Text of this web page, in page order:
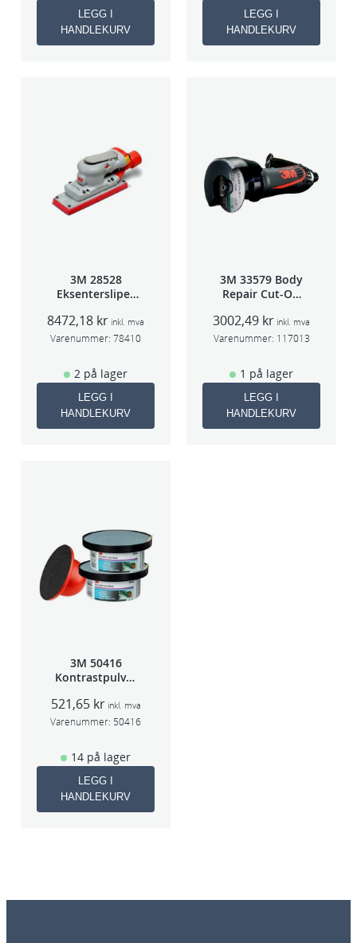
LEGG I
HANDLEKURV
LEGG I
HANDLEKURV
3M 28528
Eksentersliper
3mm slag
70×198
8472,18 kr inkl. mva
Varenummer: 78410
2 på lager
LEGG I
HANDLEKURV
3M 33579 Body
Repair Cut-Off
75mm
3002,49 kr inkl. mva
Varenummer: 117013
1 på lager
LEGG I
HANDLEKURV
3M 50416
Kontrastpulver
521,65 kr inkl. mva
Varenummer: 50416
14 på lager
LEGG I
HANDLEKURV